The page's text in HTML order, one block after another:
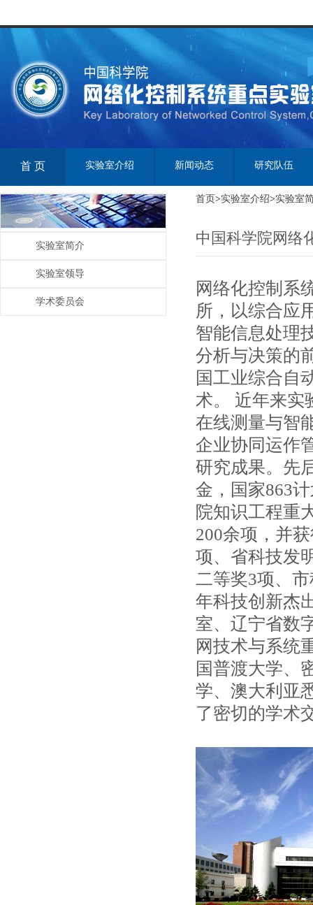
首 页 实验室介绍 新闻动态 研究队伍
实验室简介
实验室领导
学术委员会
首页>实验室介绍>实验室
中国科学院网络
网络化控制系
所，以综合应
智能信息处理
分析与决策的
国工业综合自
术。 近年来实
在线测量与智
企业协同运作
研究成果。先
金，国家863
院知识工程重
200余项，并
项、省科技发
二等奖3项、
年科技创新杰
室、辽宁省数
网技术与系统
国普渡大学、
学、澳大利亚
了密切的学术